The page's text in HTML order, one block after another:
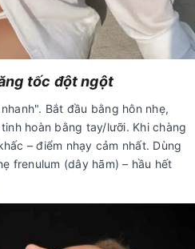
tốc đột ngột
Bắt đầu bằng hôn nhẹ,
hoàn bằng tay/lưỡi. Khi chàng
– điểm nhạy cảm nhất. Dùng
frenulum (dây hãm) – hầu hết